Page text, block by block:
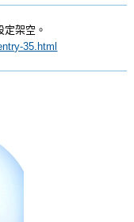
架空。
35.html